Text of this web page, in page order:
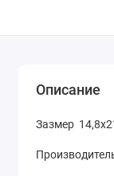
Описание
Зазмер